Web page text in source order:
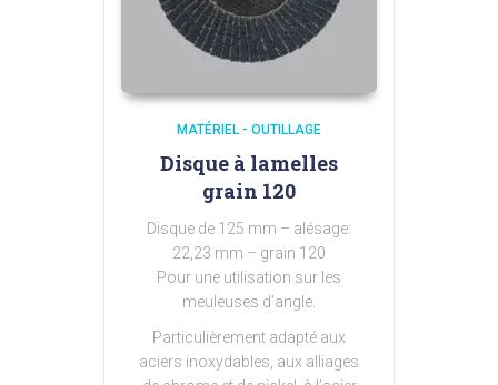
MATÉRIEL - OUTILLAGE
Disque à lamelles
grain 120
Disque de 125 mm – alésage:
22,23 mm – grain 120
Pour une utilisation sur les
meuleuses d’angle.
Particulièrement adapté aux
aciers inoxydables, aux alliages